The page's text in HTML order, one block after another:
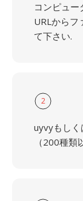
コンピュー
URLからフ
て下さい.
2
uyvyもし
（200種類